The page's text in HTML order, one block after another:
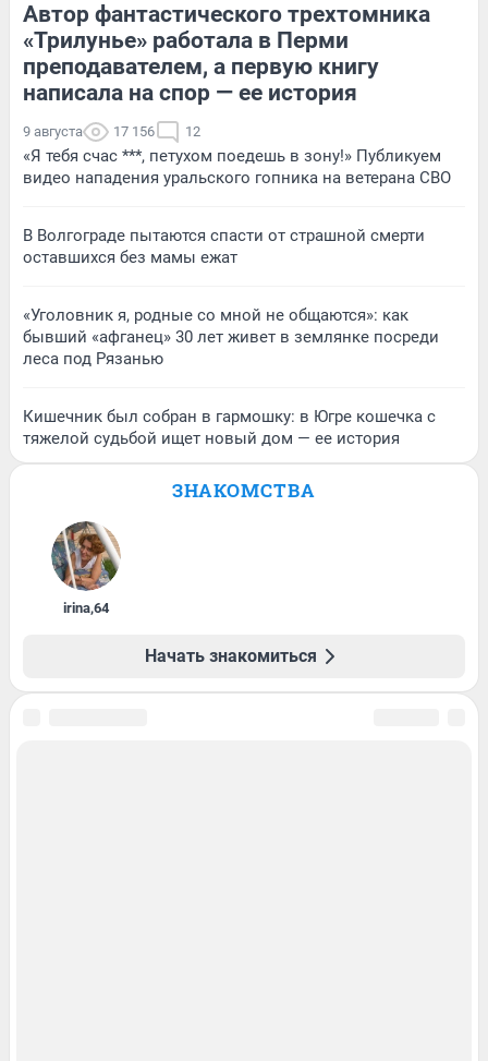
Автор фантастического трехтомника
«Трилунье» работала в Перми
преподавателем, а первую книгу
написала на спор — ее история
9 августа 17 156 12
«Я тебя счас ***, петухом поедешь в зону!» Публикуем
видео нападения уральского гопника на ветерана СВО
В Волгограде пытаются спасти от страшной смерти
оставшихся без мамы ежат
«Уголовник я, родные со мной не общаются»: как
бывший «афганец» 30 лет живет в землянке посреди
леса под Рязанью
Кишечник был собран в гармошку: в Югре кошечка с
тяжелой судьбой ищет новый дом — ее история
ЗНАКОМСТВА
irina,64
Начать знакомиться